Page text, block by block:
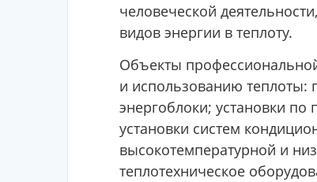
человеческой
видов энергии в теплоту.
Объекты
и использованию теплоты:
энергоблоки; установки
установки систем
высокотемпературной и
теплотехническое